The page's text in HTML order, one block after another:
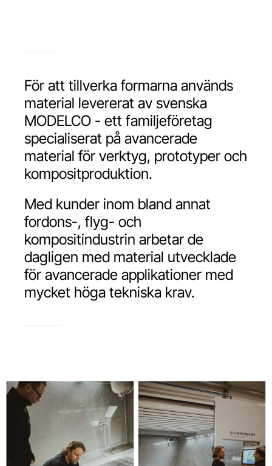
För att tillverka formarna används
material levererat av svenska
MODELCO - ett familjeföretag
specialiserat på avancerade
material för verktyg, prototyper och
kompositproduktion.
Med kunder inom bland annat
fordons-, flyg- och
kompositindustrin arbetar de
dagligen med material utvecklade
för avancerade applikationer med
mycket höga tekniska krav.